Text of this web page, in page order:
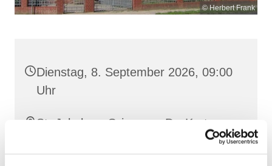
© Herbert Frank
Dienstag, 8. September 2026, 09:00
Uhr
St. Jakobus, Grimmen, Dr.-Kurt-
Fischer-Straße 1, 18507 Grimmen